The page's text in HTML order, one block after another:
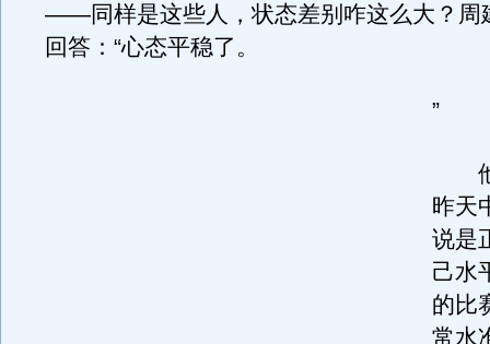
——同样是这些人，状态差别咋这么大？周
回答：“心态平稳了。
”
他
昨天
说是
己水
的比
常水